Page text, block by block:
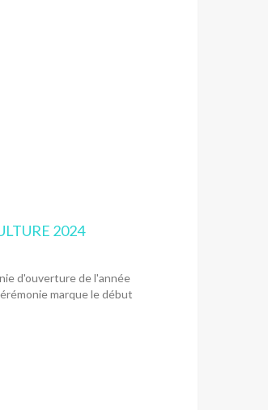
2024
d'ouverture de l'année
marque le début